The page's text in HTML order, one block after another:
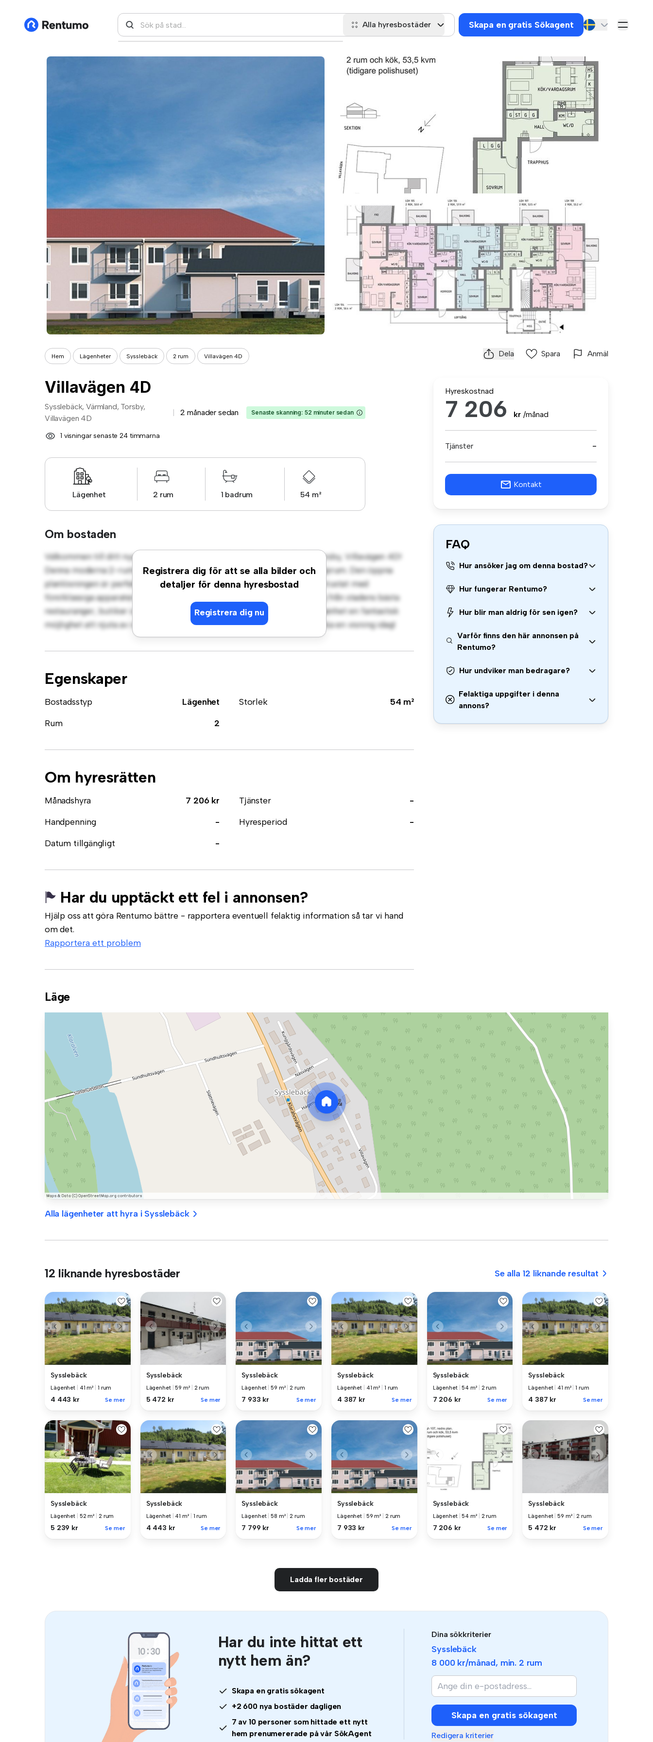
Alla hyresbostäder Skapa en gratis Sökagent
Hem Lägenheter Sysslebäck 2 rum Villavägen 4D Dela Spara Anmäl
Villavägen 4D
Sysslebäck, Värmland, Torsby,
Villavägen 4D
2 månader sedan Senaste skanning: 52 minuter sedan
1 visningar senaste 24 timmarna
Lägenhet 2 rum 1 badrum 54 m²
Om bostaden
Registrera dig för att se alla bilder och
detaljer för denna hyresbostad
Registrera dig nu
Välkommen till ditt nya urbana tillflyktsort på Sysslebäck, Värmland, Torsby, Villavägen 4D!
Denna moderna 2-rumslägenhet erbjuder ett elegant och mysigt vardagsrum. Den öppna
planlösningen är perfekt för underhållning, och det eleganta köket är utrustat med
förstklassiga apparater. Med sitt utmärkta läge ligger du bara några steg från stadens bästa
restauranger, butiker och nöjesställen. Prisvärt till 7 206 kr är denna lägenhet en fantastisk
möjlighet att njuta av stadslivet när det är som bäst. Missa inte det – boka en visning idag!
Egenskaper
Bostadsstyp Lägenhet Storlek
54 m²
Rum
2
Om hyresrätten
Månadshyra 7 206 kr Tjänster
-
Handpenning
- Hyresperiod
-
Datum tillgängligt
-
Har du upptäckt ett fel i annonsen?
Hjälp oss att göra Rentumo bättre - rapportera eventuell felaktig information så tar vi hand
om det.
Rapportera ett problem
Hyreskostnad
7 206 kr /månad
Tjänster -
Kontakt
FAQ
Hur ansöker jag om denna bostad?
Hur fungerar Rentumo?
Hur blir man aldrig för sen igen?
Varför finns den här annonsen på
Rentumo?
Hur undviker man bedragare?
Felaktiga uppgifter i denna
annons?
Läge
Alla lägenheter att hyra i Sysslebäck
12 liknande hyresbostäder Se alla 12 liknande resultat
Sysslebäck
Lägenhet 41 m² 1 rum
4 443 kr Se mer
Sysslebäck
Lägenhet |59 m² 2 rum
5 472 kr Se mer
Sysslebäck
Lägenhet |59 m² |2 rum
7 933 kr Se mer
Sysslebäck
Lägenhet 41 m² 1 rum
4 387 kr Se mer
Sysslebäck
Lägenhet |54 m² 2 rum
7 206 kr Se mer
Sysslebäck
Lägenhet 41 m² |1 rum
4 387 kr Se mer
Sysslebäck
Lägenhet 52 m² 2 rum
5 239 kr Se mer
Sysslebäck
Lägenhet 41 m² 1 rum
4 443 kr Se mer
Sysslebäck
Lägenhet |58 m² |2 rum
7 799 kr Se mer
Sysslebäck
Lägenhet 59 m² 2 rum
7 933 kr Se mer
Sysslebäck
Lägenhet |54 m² 2 rum
7 206 kr Se mer
Sysslebäck
Lägenhet |59 m² |2 rum
5 472 kr Se mer
Ladda fler bostäder
Har du inte hittat ett
nytt hem än?
Skapa en gratis sökagent
+2 600 nya bostäder dagligen
7 av 10 personer som hittade ett nytt
hem prenumererade på vår SökAgent
Dina sökkriterier
Sysslebäck
8 000 kr/månad, min. 2 rum
Skapa en gratis sökagent
Redigera kriterier